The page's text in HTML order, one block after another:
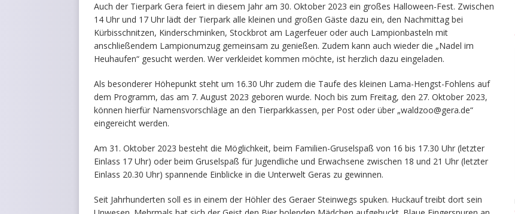
Auch der Tierpark Gera feiert in diesem Jahr am 30. Oktober 2023 ein großes Halloween-Fest. Zwischen
14 Uhr und 17 Uhr lädt der Tierpark alle kleinen und großen Gäste dazu ein, den Nachmittag bei
Kürbisschnitzen, Kinderschminken, Stockbrot am Lagerfeuer oder auch Lampionbasteln mit
anschließendem Lampionumzug gemeinsam zu genießen. Zudem kann auch wieder die „Nadel im
Heuhaufen“ gesucht werden. Wer verkleidet kommen möchte, ist herzlich dazu eingeladen.
Als besonderer Höhepunkt steht um 16.30 Uhr zudem die Taufe des kleinen Lama-Hengst-Fohlens auf
dem Programm, das am 7. August 2023 geboren wurde. Noch bis zum Freitag, den 27. Oktober 2023,
können hierfür Namensvorschläge an den Tierparkkassen, per Post oder über „waldzoo@gera.de“
eingereicht werden.
Am 31. Oktober 2023 besteht die Möglichkeit, beim Familien-Gruselspaß von 16 bis 17.30 Uhr (letzter
Einlass 17 Uhr) oder beim Gruselspaß für Jugendliche und Erwachsene zwischen 18 und 21 Uhr (letzter
Einlass 20.30 Uhr) spannende Einblicke in die Unterwelt Geras zu gewinnen.
Seit Jahrhunderten soll es in einem der Höhler des Geraer Steinwegs spuken. Huckauf treibt dort sein